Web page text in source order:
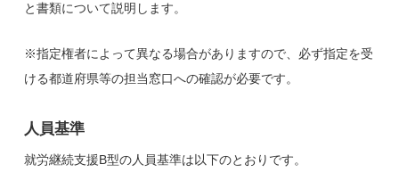
と書類について説明します。
※指定権者によって異なる場合がありますので、必ず指定を受
ける都道府県等の担当窓口への確認が必要です。
人員基準
就労継続支援B型の人員基準は以下のとおりです。